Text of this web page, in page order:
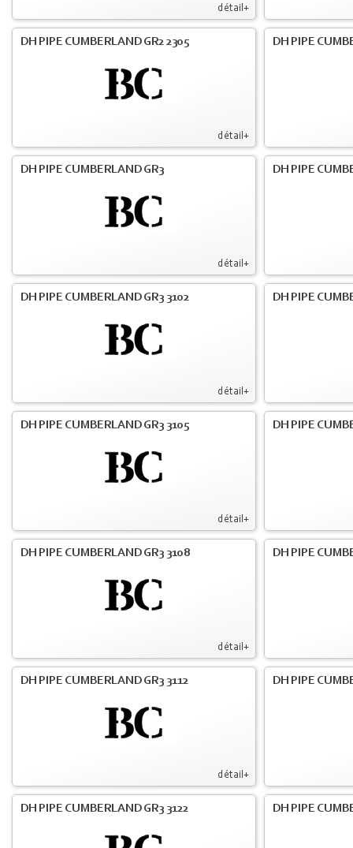
détail+
détail+
DH PIPE CUMBERLAND GR2 2305 DH PIPE
détail+
DH PIPE CUMBERLAND GR3 DH PIPE
détail+
DH PIPE CUMBERLAND GR3 3102 DH PIPE
détail+
DH PIPE CUMBERLAND GR3 3105 DH PIPE
détail+
DH PIPE CUMBERLAND GR3 3108 DH PIPE
détail+
DH PIPE CUMBERLAND GR3 3112 DH PIPE
DH PIPE CUMBERLAND GR3 3122 DH PIPE